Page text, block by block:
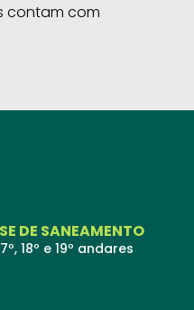
contam com
DE SANEAMENTO
18º e 19º andares